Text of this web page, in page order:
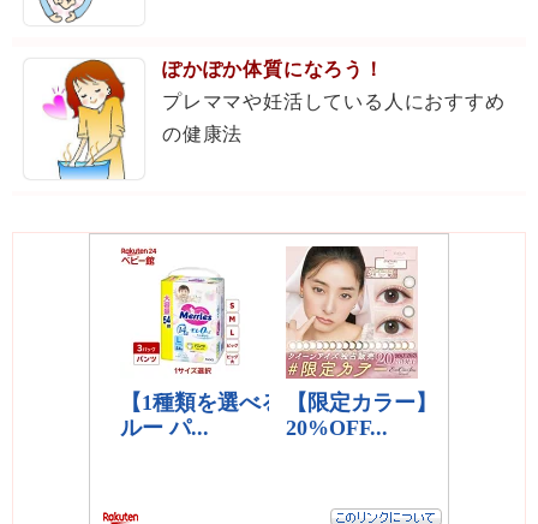
ぽかぽか体質になろう！
プレママや妊活している人におすすめ
の健康法